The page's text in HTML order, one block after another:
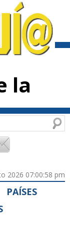
la
2026 07:00:58 pm
PAÍSES